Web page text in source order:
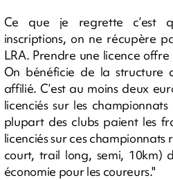
Ce que je regrette c’est
inscriptions, on ne récupère
LRA. Prendre une licence
On bénéficie de la structure
affilié. C’est au moins deux
licenciés sur les
plupart des clubs paient les
licenciés sur ces
court, trail long, semi, 10km)
économie pour les coureurs."